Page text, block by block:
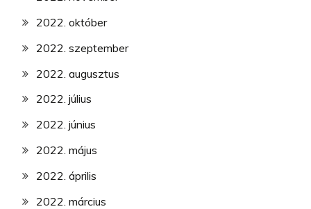
2022. október
2022. szeptember
2022. augusztus
2022. július
2022. június
2022. május
2022. április
2022. március